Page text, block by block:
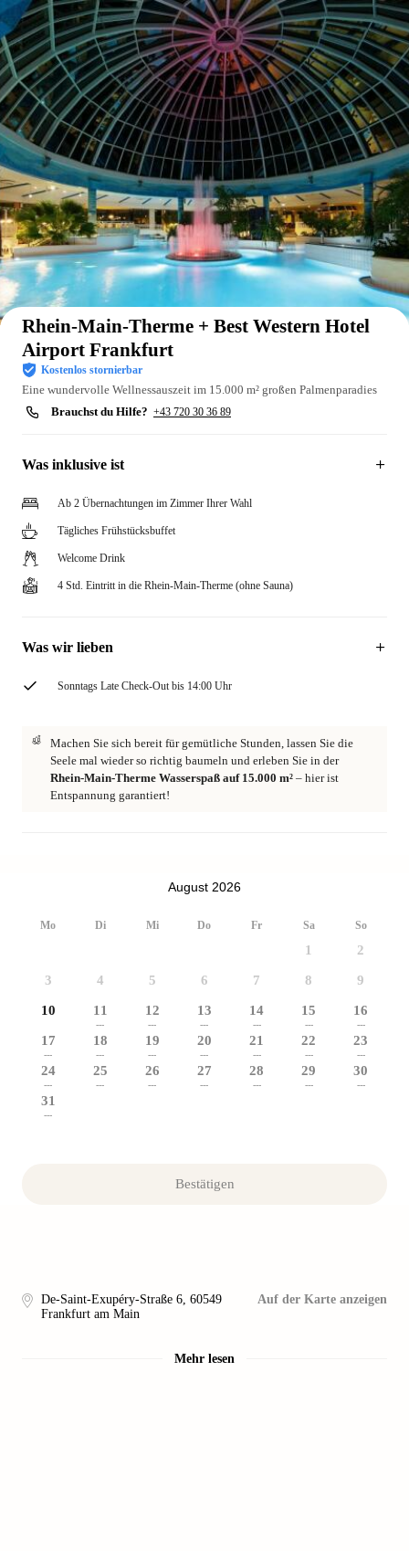
Auf der Karte anzeigen
Rhein-Main-Therme + Best Western Hotel
Airport Frankfurt
Kostenlos stornierbar
Eine wundervolle Wellnessauszeit im 15.000 m² großen Palmenparadies
Brauchst du Hilfe? +43 720 30 36 89
Was inklusive ist
Ab 2 Übernachtungen im Zimmer Ihrer Wahl
Tägliches Frühstücksbuffet
Welcome Drink
4 Std. Eintritt in die Rhein-Main-Therme (ohne Sauna)
Was wir lieben
Sonntags Late Check-Out bis 14:00 Uhr
Machen Sie sich bereit für gemütliche Stunden, lassen Sie die
Seele mal wieder so richtig baumeln und erleben Sie in der
Rhein-Main-Therme Wasserspaß auf 15.000 m² – hier ist
Entspannung garantiert!
August 2026
Mo Di Mi Do Fr Sa So
1 2
3 4 5 6 7 8 9
10 11
---
12
---
13
---
14
---
15
---
16
---
17
---
18
---
19
---
20
---
21
---
22
---
23
---
24
---
25
---
26
---
27
---
28
---
29
---
30
---
31
---
Bestätigen
De-Saint-Exupéry-Straße 6, 60549
Frankfurt am Main
Auf der Karte anzeigen
Mehr lesen